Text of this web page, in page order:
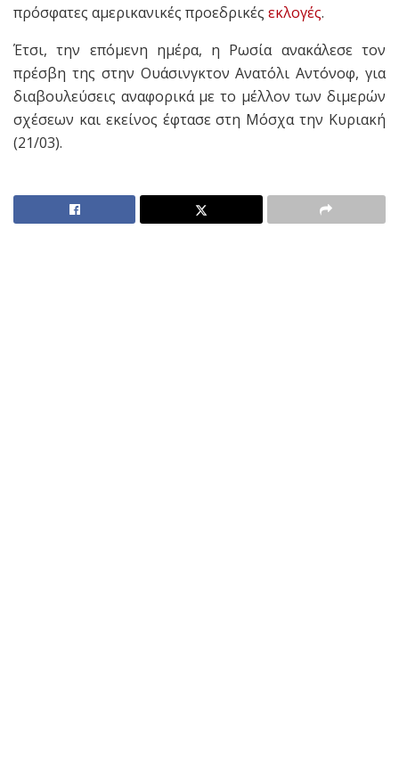
πρόσφατες αμερικανικές προεδρικές εκλογές.
Έτσι, την επόμενη ημέρα, η Ρωσία ανακάλεσε τον
πρέσβη της στην Ουάσινγκτον Ανατόλι Αντόνοφ, για
διαβουλεύσεις αναφορικά με το μέλλον των διμερών
σχέσεων και εκείνος έφτασε στη Μόσχα την Κυριακή
(21/03).